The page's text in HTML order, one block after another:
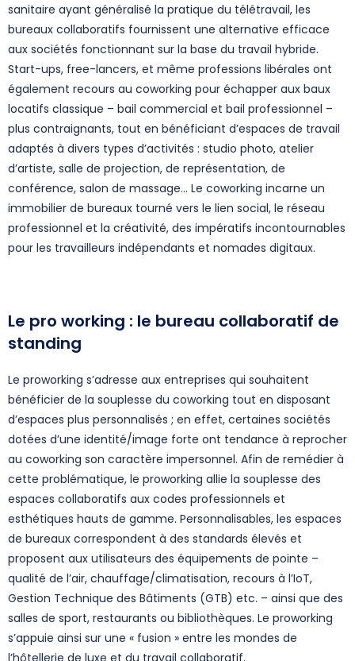
sanitaire ayant généralisé la pratique du télétravail, les
bureaux collaboratifs fournissent une alternative efficace
aux sociétés fonctionnant sur la base du travail hybride.
Start-ups, free-lancers, et même professions libérales ont
également recours au coworking pour échapper aux baux
locatifs classique – bail commercial et bail professionnel –
plus contraignants, tout en bénéficiant d’espaces de travail
adaptés à divers types d’activités : studio photo, atelier
d’artiste, salle de projection, de représentation, de
conférence, salon de massage… Le coworking incarne un
immobilier de bureaux tourné vers le lien social, le réseau
professionnel et la créativité, des impératifs incontournables
pour les travailleurs indépendants et nomades digitaux.
Le pro working : le bureau collaboratif de
standing
Le proworking s’adresse aux entreprises qui souhaitent
bénéficier de la souplesse du coworking tout en disposant
d’espaces plus personnalisés ; en effet, certaines sociétés
dotées d’une identité/image forte ont tendance à reprocher
au coworking son caractère impersonnel. Afin de remédier à
cette problématique, le proworking allie la souplesse des
espaces collaboratifs aux codes professionnels et
esthétiques hauts de gamme. Personnalisables, les espaces
de bureaux correspondent à des standards élevés et
proposent aux utilisateurs des équipements de pointe –
qualité de l’air, chauffage/climatisation, recours à l’IoT,
Gestion Technique des Bâtiments (GTB) etc. – ainsi que des
salles de sport, restaurants ou bibliothèques. Le proworking
s’appuie ainsi sur une « fusion » entre les mondes de
l’hôtellerie de luxe et du travail collaboratif.